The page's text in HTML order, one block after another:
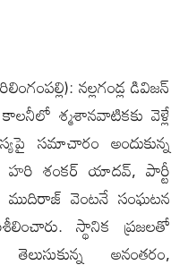
నల్లగండ్ల డివిజన్
శ్మశానవాటికకు వెళ్లే
సమాచారం అందుకున్న
హరి శంకర్ యాదవ్, పార్టీ
వెంటనే సంఘటన
స్థానిక ప్రజలతో
అనంతరం,